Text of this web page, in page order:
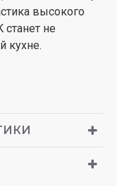
высокого
станет не
кухне.